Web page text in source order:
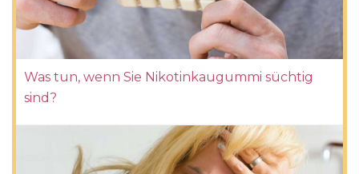
Was tun, wenn Sie Nikotinkaugummi süchtig
sind?